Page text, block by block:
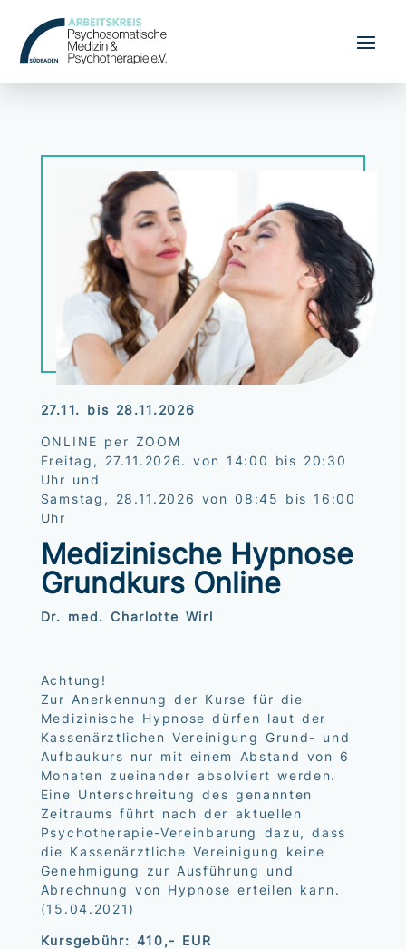
27.11. bis 28.11.2026
ONLINE per ZOOM
Freitag, 27.11.2026. von 14:00 bis 20:30
Uhr und
Samstag, 28.11.2026 von 08:45 bis 16:00
Uhr
Medizinische Hypnose
Grundkurs Online
Dr. med. Charlotte Wirl
Achtung!
Zur Anerkennung der Kurse für die
Medizinische Hypnose dürfen laut der
Kassenärztlichen Vereinigung Grund- und
Aufbaukurs nur mit einem Abstand von 6
Monaten zueinander absolviert werden.
Eine Unterschreitung des genannten
Zeitraums führt nach der aktuellen
Psychotherapie-Vereinbarung dazu, dass
die Kassenärztliche Vereinigung keine
Genehmigung zur Ausführung und
Abrechnung von Hypnose erteilen kann.
(15.04.2021)
Kursgebühr: 410,- EUR